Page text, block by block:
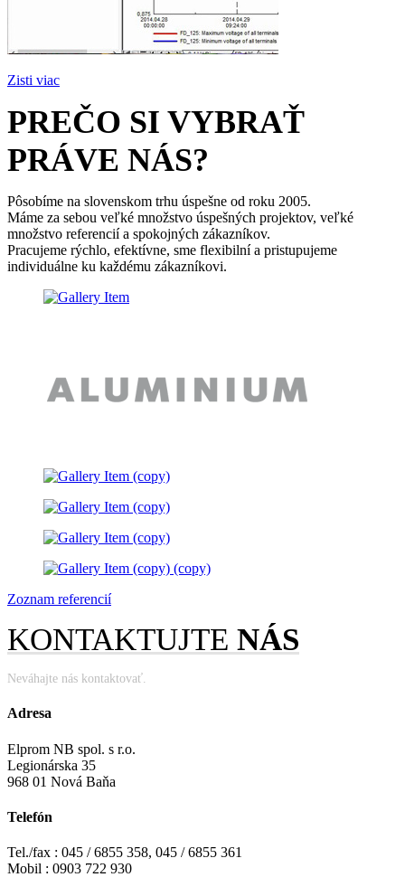
Zisti viac
PREČO SI VYBRAŤ
PRÁVE NÁS?
Pôsobíme na slovenskom trhu úspešne od roku 2005.
Máme za sebou veľké množstvo úspešných projektov, veľké
množstvo referencií a spokojných zákazníkov.
Pracujeme rýchlo, efektívne, sme flexibilní a pristupujeme
individuálne ku každému zákazníkovi.
Zoznam referencií
KONTAKTUJTE NÁS
Neváhajte nás kontaktovať.
Adresa
Elprom NB spol. s r.o.
Legionárska 35
968 01 Nová Baňa
Telefón
Tel./fax : 045 / 6855 358, 045 / 6855 361
Mobil : 0903 722 930